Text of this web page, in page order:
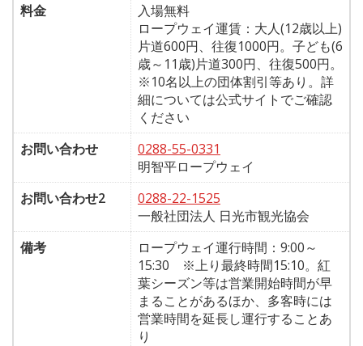
料金
入場無料
ロープウェイ運賃：大人(12歳以上)
片道600円、往復1000円。子ども(6
歳～11歳)片道300円、往復500円。
※10名以上の団体割引等あり。詳
細については公式サイトでご確認
ください
お問い合わせ
0288-55-0331
明智平ロープウェイ
お問い合わせ2
0288-22-1525
一般社団法人 日光市観光協会
備考
ロープウェイ運行時間：9:00～
15:30 ※上り最終時間15:10。紅
葉シーズン等は営業開始時間が早
まることがあるほか、多客時には
営業時間を延長し運行することあ
り